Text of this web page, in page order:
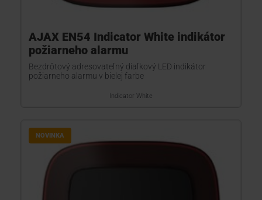
AJAX EN54 Indicator White indikátor
požiarneho alarmu
Bezdrôtový adresovateľný diaľkový LED indikátor
požiarneho alarmu v bielej farbe
Indicator White
NOVINKA